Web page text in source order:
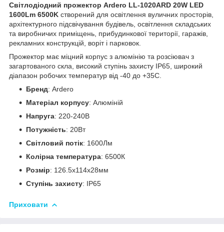
Світлодіодний прожектор Ardero LL-1020ARD 20W LED
1600Lm 6500K створений для освітлення вуличних просторів,
архітектурного підсвічування будівель, освітлення складських
та виробничих приміщень, прибудинкової території, гаражів,
рекламних конструкцій, воріт і парковок.
Прожектор має міцний корпус з алюмінію та розсіювач з
загартованого скла, високий ступінь захисту IP65, широкий
діапазон робочих температур від -40 до +35С.
Бренд: Ardero
Матеріал корпусу: Алюміній
Напруга: 220-240В
Потужність: 20Вт
Світловий потік: 1600Лм
Колірна температура: 6500К
Розмір: 126.5x114x28мм
Ступінь захисту: IP65
Приховати